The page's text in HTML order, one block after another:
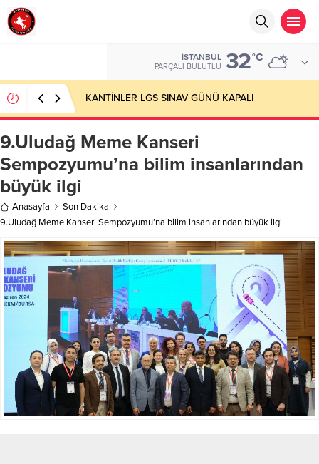
İSTANBUL
PARÇALI BULUTLU 32°C
KANTİNLER LGS SINAV GÜNÜ KAPALI
9.Uludağ Meme Kanseri
Sempozyumu’na bilim insanlarından
büyük ilgi
Anasayfa
Son Dakika
9.Uludağ Meme Kanseri Sempozyumu’na bilim insanlarından büyük ilgi